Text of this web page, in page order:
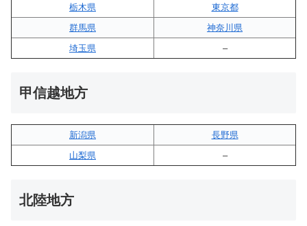
栃木県
東京都
群馬県
神奈川県
埼玉県
–
甲信越地方
新潟県
長野県
山梨県
–
北陸地方